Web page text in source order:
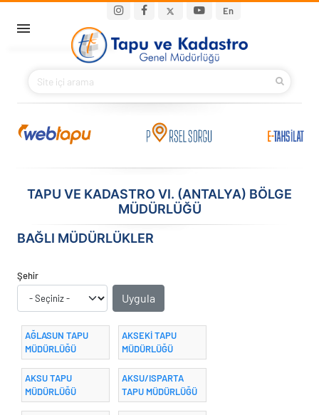
En
Main navigation
BAKANIMIZ
KURUMSAL
İLETIŞIM
S.S.S.
TAPU VE KADASTRO VI. (ANTALYA) BÖLGE
MÜDÜRLÜĞÜ
BAĞLI MÜDÜRLÜKLER
Şehir
AĞLASUN TAPU
MÜDÜRLÜĞÜ
AKSEKİ TAPU
MÜDÜRLÜĞÜ
AKSU TAPU
MÜDÜRLÜĞÜ
AKSU/ISPARTA
TAPU MÜDÜRLÜĞÜ